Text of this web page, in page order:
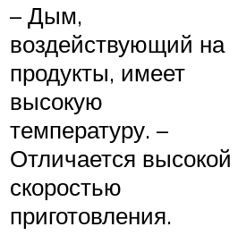
– Дым,
воздействующий на
продукты, имеет
высокую
температуру. –
Отличается высокой
скоростью
приготовления.